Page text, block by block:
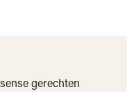
gerechten